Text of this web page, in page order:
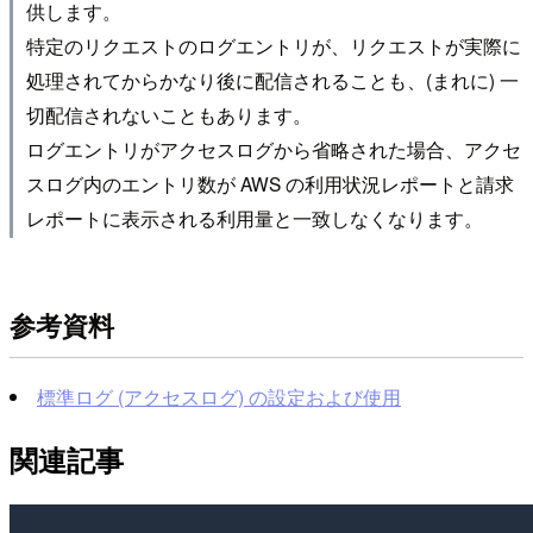
供します。
特定のリクエストのログエントリが、リクエストが実際に
処理されてからかなり後に配信されることも、(まれに) 一
切配信されないこともあります。
ログエントリがアクセスログから省略された場合、アクセ
スログ内のエントリ数が AWS の利用状況レポートと請求
レポートに表示される利用量と一致しなくなります。
参考資料
標準ログ (アクセスログ) の設定および使用
関連記事